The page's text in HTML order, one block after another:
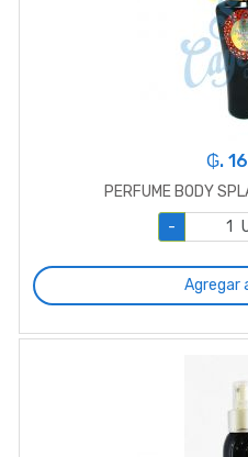
₲.
PERFUME BODY
-
Agregar